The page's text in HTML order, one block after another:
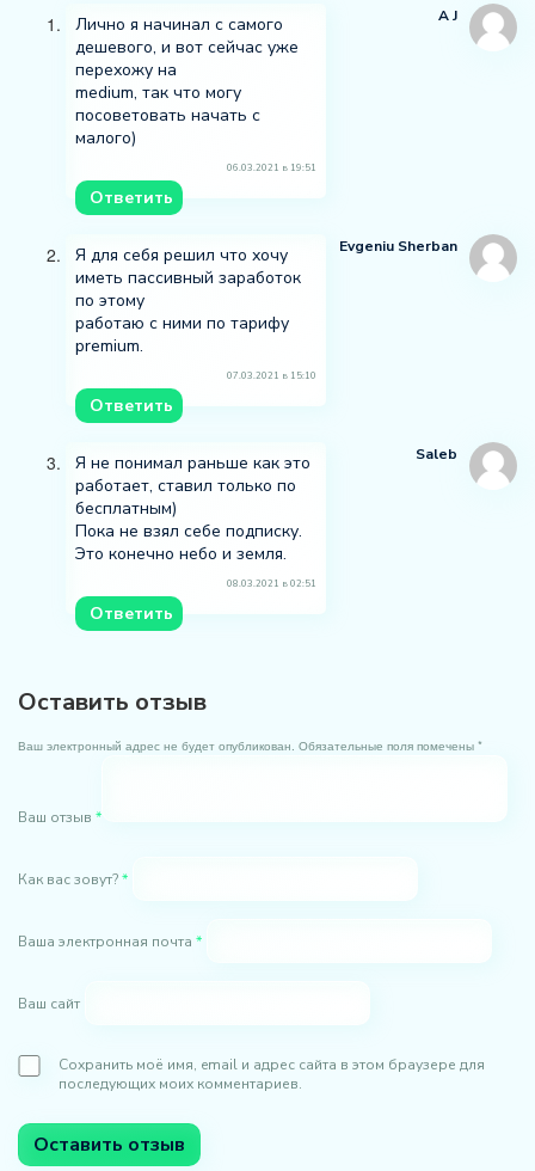
A J
Лично я начинал с самого
дешевого, и вот сейчас уже
перехожу на
medium, так что могу
посоветовать начать с
малого)
06.03.2021 в 19:51
Ответить
Evgeniu Sherban
Я для себя решил что хочу
иметь пассивный заработок
по этому
работаю с ними по тарифу
premium.
07.03.2021 в 15:10
Ответить
Saleb
Я не понимал раньше как это
работает, ставил только по
бесплатным)
Пока не взял себе подписку.
Это конечно небо и земля.
08.03.2021 в 02:51
Ответить
Оставить отзыв
Ваш электронный адрес не будет опубликован. Обязательные поля помечены *
Ваш отзыв *
Как вас зовут?*
Ваша электронная почта *
Ваш сайт
Сохранить моё имя, email и адрес сайта в этом браузере для
последующих моих комментариев.